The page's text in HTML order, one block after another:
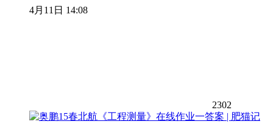
4月11日 14:08
2302